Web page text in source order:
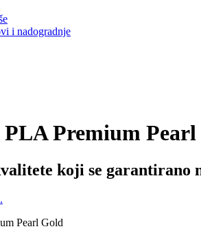
i nadogradnje
PLA Premium Pearl
koji se garantirano
Pearl Gold